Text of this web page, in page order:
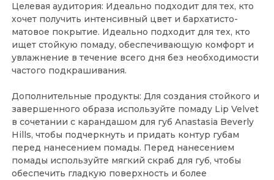
Целевая аудитория: Идеально подходит для тех, кто
хочет получить интенсивный цвет и бархатисто-
матовое покрытие. Идеально подходит для тех, кто
ищет стойкую помаду, обеспечивающую комфорт и
увлажнение в течение всего дня без необходимости
частого подкрашивания.
Дополнительные продукты: Для создания стойкого и
завершенного образа используйте помаду Lip Velvet
в сочетании с карандашом для губ Anastasia Beverly
Hills, чтобы подчеркнуть и придать контур губам
перед нанесением помады. Перед нанесением
помады используйте мягкий скраб для губ, чтобы
обеспечить гладкую поверхность и более